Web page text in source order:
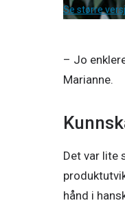
Se større
– Jo
Marianne.
Det var lite
hånd i